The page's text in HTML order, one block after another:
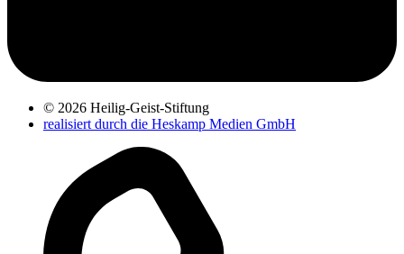
© 2026 Heilig-Geist-Stiftung
realisiert durch die Heskamp Medien GmbH